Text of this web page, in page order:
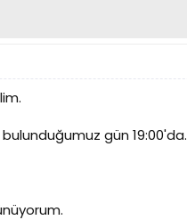
gün 19:00'da.